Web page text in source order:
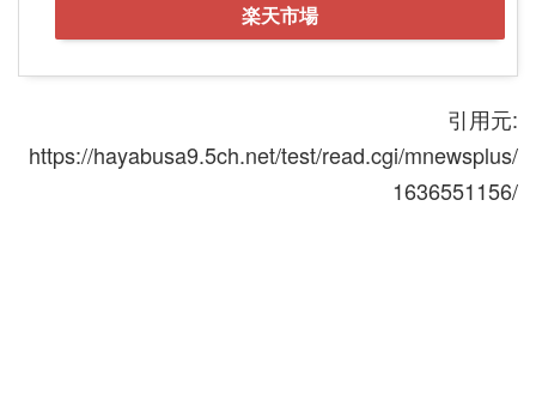
楽天市場
引用元:
https://hayabusa9.5ch.net/test/read.cgi/mnewsplus/
1636551156/